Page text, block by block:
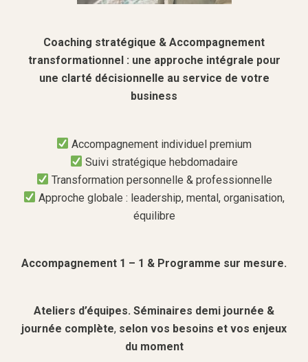
Coaching stratégique & Accompagnement
transformationnel : une approche intégrale pour
une clarté décisionnelle au service de votre
business
Accompagnement individuel premium
Suivi stratégique hebdomadaire
Transformation personnelle & professionnelle
Approche globale : leadership, mental, organisation,
équilibre
Accompagnement 1 – 1 & Programme sur mesure.
Ateliers d’équipes. Séminaires demi journée &
journée complète, selon vos besoins et vos enjeux
du moment